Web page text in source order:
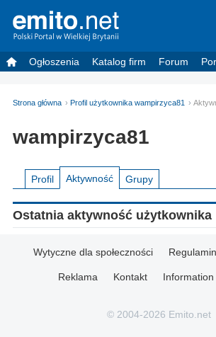
Ogłoszenia Katalog firm Forum
Strona główna Profil użytkownika wampirzyca81
wampirzyca81
Profil Aktywność Grupy
Ostatnia aktywność użytkownika
Wytyczne dla społeczności Regulamin
Reklama Kontakt
© 2004-2026 Emito.net